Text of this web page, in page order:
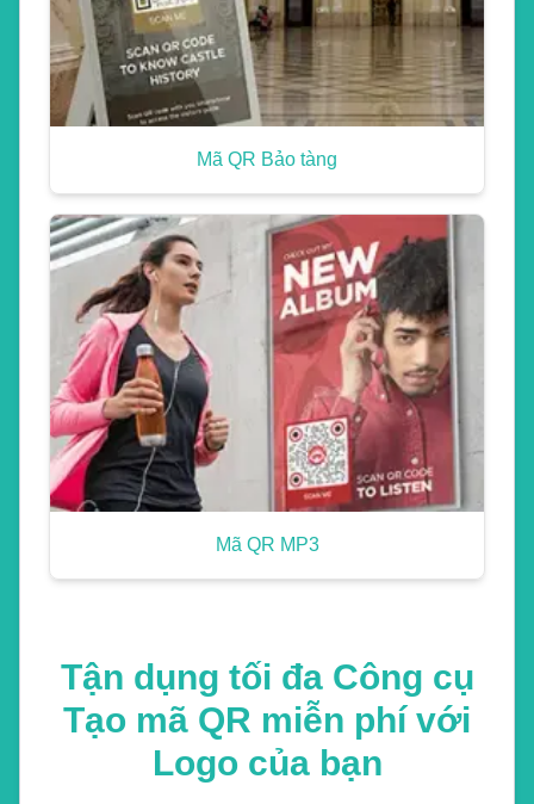
Mã QR Bảo tàng
Mã QR MP3
Tận dụng tối đa Công cụ
Tạo mã QR miễn phí với
Logo của bạn